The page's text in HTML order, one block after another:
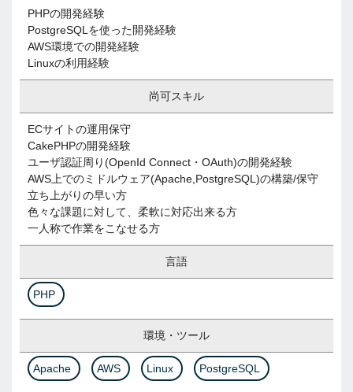
PHPの開発経験
PostgreSQLを使った開発経験
AWS環境での開発経験
Linuxの利用経験
尚可スキル
ECサイトの運用保守
CakePHPの開発経験
ユーザ認証周り(OpenId Connect・OAuth)の開発経験
AWS上でのミドルウェア(Apache,PostgreSQL)の構築/保守
立ち上がりの早い方
色々な課題に対して、柔軟に対応出来る方
一人称で作業をこなせる方
言語
PHP
環境・ツール
Apache AWS Linux PostgreSQL